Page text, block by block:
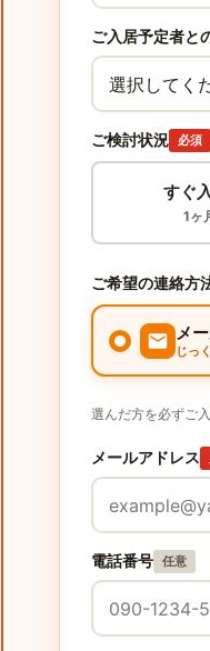
ご入居予定者と
ご検討状況 必須
すぐ
1ヶ
ご希望の連絡方
メ
じっ
選んだ方を必ずご
メールアドレス
電話番号 任意